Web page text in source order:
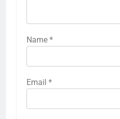
Name *
Email *